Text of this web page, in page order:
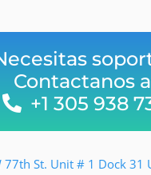
Contactanos
+1 305 938
St. Unit # 1 Dock 31